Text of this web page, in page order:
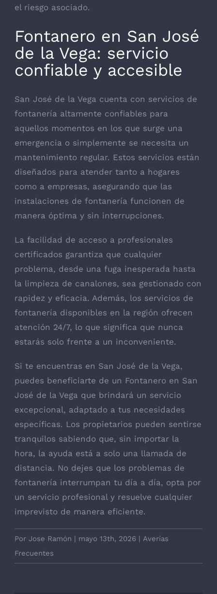
el riesgo asociado.
Fontanero en San José
de la Vega: servicio
confiable y accesible
San José de la Vega cuenta con servicios de
fontanería altamente confiables para
aquellos momentos en los que surge una
emergencia o simplemente se necesita un
mantenimiento regular. Estos servicios están
diseñados para atender tanto a hogares
como a empresas, asegurando que las
instalaciones de fontanería funcionen de
manera óptima y sin interrupciones.
La facilidad de acceso a profesionales
certificados garantiza que cualquier
problema, desde una fuga inesperada hasta
la limpieza de canalones, sea gestionado con
rapidez y eficacia. Además, los servicios de
fontanería disponibles en la región ofrecen
atención 24/7, lo que significa que nunca
estarás solo frente a un inconveniente.
Si te encuentras en San José de la Vega,
puedes beneficiarte de un Fontanero en San
José de la Vega que brindará un servicio
excepcional, adaptado a tus necesidades
específicas. Los propietarios pueden sentirse
tranquilos sabiendo que, sin importar la
hora, la ayuda está a solo una llamada de
distancia. No dejes que los problemas de
fontanería interrumpan tu día a día, opta por
un servicio profesional y resuelve cualquier
imprevisto de manera eficiente.
Por Jose Ramón | mayo 13th, 2026 | Averías
Frecuentes